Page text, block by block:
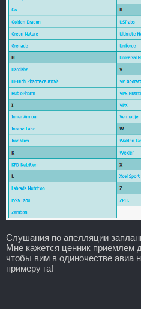
Слушания по апелляции
Мне кажется ценник приемлем
чтобы вим в одиночестве авиа
примеру га!